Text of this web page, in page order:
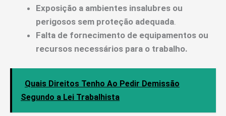
Exposição a ambientes insalubres ou
perigosos sem proteção adequada
Falta de fornecimento de equipamentos ou
recursos necessários para o trabalho.
Quais Direitos Tenho Ao Pedir Demissão
Segundo a Lei Trabalhista